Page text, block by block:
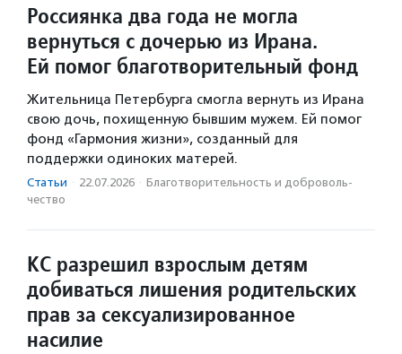
Россиянка два года не могла
вернуться с дочерью из Ирана.
Ей помог благотворительный фонд
Жительница Петербурга смогла вернуть из Ирана
свою дочь, похищенную бывшим мужем. Ей помог
фонд «Гармония жизни», созданный для
поддержки одиноких матерей.
Статьи · 22.07.2026 · Благотвори­тель­ность и доброволь­
чест­во
КС разрешил взрослым детям
добиваться лишения родительских
прав за сексуализированное
насилие